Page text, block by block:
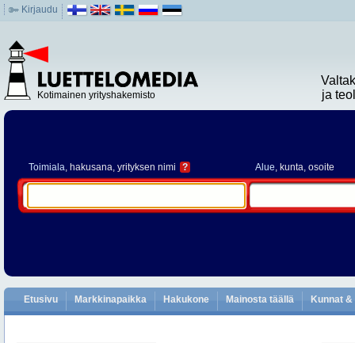
Kirjaudu
Kotimainen yrityshakemisto
ja
Toimiala, hakusana, yrityksen nimi ? Alue, kunta, osoite
Etusivu Markkinapaikka Hakukone Mainosta täällä Kunnat